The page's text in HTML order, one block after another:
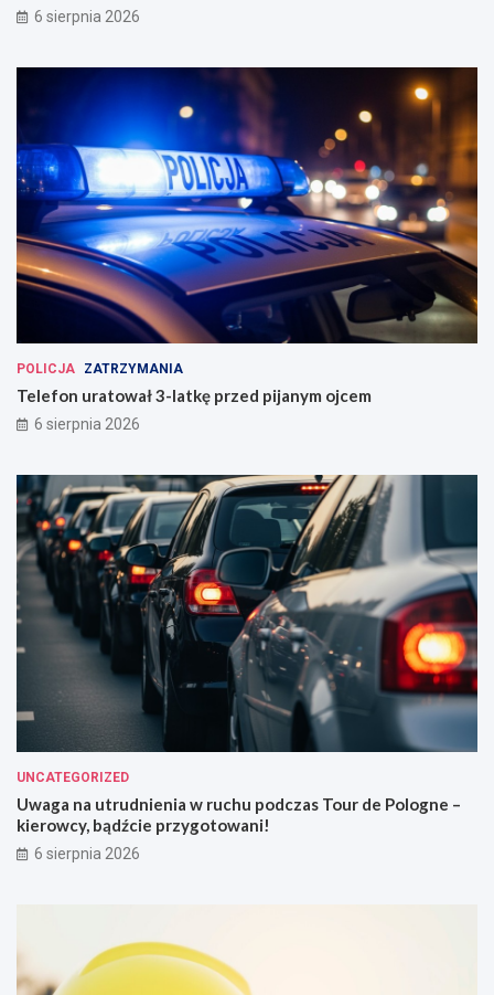
6 sierpnia 2026
POLICJA ZATRZYMANIA
Telefon uratował 3-latkę przed pijanym ojcem
6 sierpnia 2026
UNCATEGORIZED
Uwaga na utrudnienia w ruchu podczas Tour de Pologne –
kierowcy, bądźcie przygotowani!
6 sierpnia 2026